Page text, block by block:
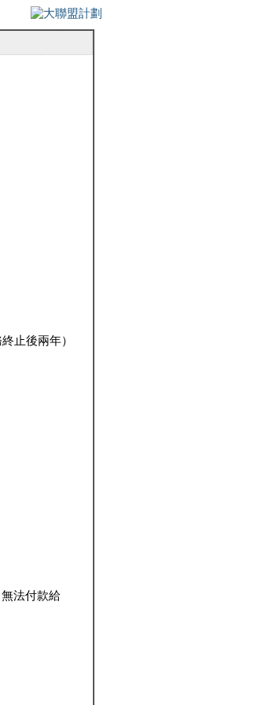
止後兩年）
法付款給